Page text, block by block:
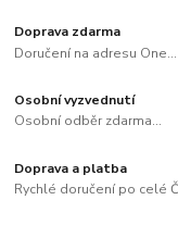
Doprava zdarma
Doručení na adresu One...
Osobní vyzvednutí
Osobní odběr zdarma...
Doprava a platba
Rychlé doručení po celé